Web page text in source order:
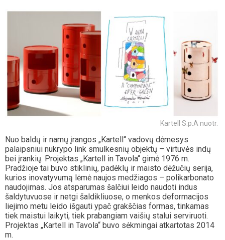
Kartell S.p.A nuotr.
Nuo baldų ir namų įrangos „Kartell“ vadovų dėmesys
palaipsniui nukrypo link smulkesnių objektų – virtuvės indų
bei įrankių. Projektas „Kartell in Tavola“ gimė 1976 m.
Pradžioje tai buvo stiklinių, padėklų ir maisto dėžučių serija,
kurios inovatyvumą lėmė naujos medžiagos – polikarbonato
naudojimas. Jos atsparumas šalčiui leido naudoti indus
šaldytuvuose ir netgi šaldikliuose, o menkos deformacijos
liejimo metu leido išgauti ypač grakščias formas, tinkamas
tiek maistui laikyti, tiek prabangiam vaišių stalui serviruoti.
Projektas „Kartell in Tavola“ buvo sėkmingai atkartotas 2014
m.